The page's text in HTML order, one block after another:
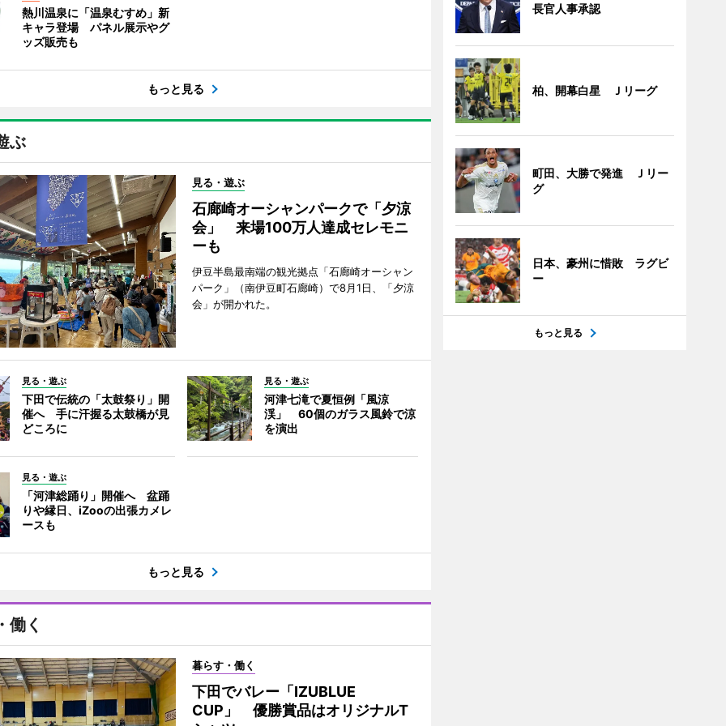
熱川温泉に「温泉むすめ」新
キャラ登場 パネル展示やグ
ッズ販売も
もっと見る
ぶ
見る・遊ぶ
石廊崎オーシャンパークで「夕涼
会」 来場100万人達成セレモニ
ーも
伊豆半島最南端の観光拠点「石廊崎オーシャン
パーク」（南伊豆町石廊崎）で8月1日、「夕涼
会」が開かれた。
見る・遊ぶ
下田で伝統の「太鼓祭り」開
催へ 手に汗握る太鼓橋が見
どころに
見る・遊ぶ
河津七滝で夏恒例「風涼
渓」 60個のガラス風鈴で涼
を演出
見る・遊ぶ
「河津総踊り」開催へ 盆踊
りや縁日、iZooの出張カメレ
ースも
もっと見る
働く
暮らす・働く
下田でバレー「IZUBLUE
CUP」 優勝賞品はオリジナルT
長官人事承認
柏、開幕白星 Ｊリーグ
町田、大勝で発進 Ｊリー
グ
日本、豪州に惜敗 ラグビ
ー
もっと見る